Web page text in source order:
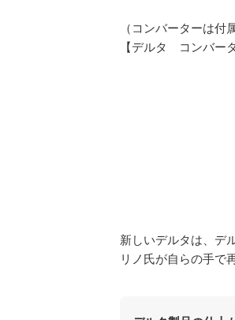
（コンバーターは付
【デルタ コンバー
新しいデルタは、デ
リノ氏が自らの手で